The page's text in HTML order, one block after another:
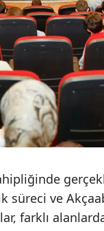
ve
farklı